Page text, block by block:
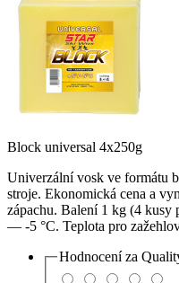
Block universal 4x250g
Univerzální vosk ve formátu
stroje. Ekonomická cena a
zápachu. Balení 1 kg (4 kusy
— -5 °C. Teplota pro
Hodnocení za